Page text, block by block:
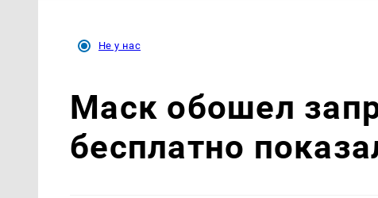
Не у нас
Маск обошел
бесплатно